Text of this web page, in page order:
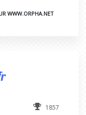
WWW.ORPHA.NET
1857